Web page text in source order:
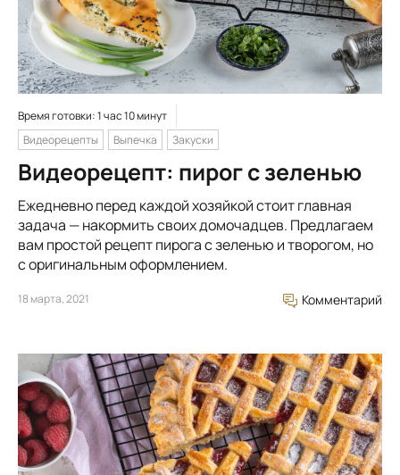
Время готовки: 1 час 10 минут
Видеорецепты
Выпечка Закуски
Видеорецепт: пирог с зеленью
Ежедневно перед каждой хозяйкой стоит главная
задача — накормить своих домочадцев. Предлагаем
вам простой рецепт пирога с зеленью и творогом, но
с оригинальным оформлением.
18 марта, 2021 Комментарий